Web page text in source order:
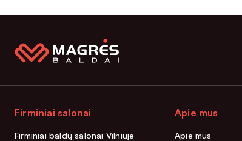
Firminiai salonai
Firminiai baldų salonai Vilniuje
Apie mus
Apie mus